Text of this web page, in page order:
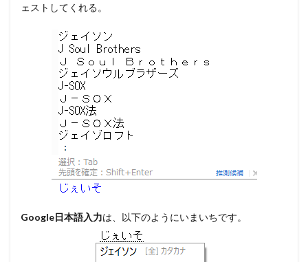
ェストしてくれる。
Google日本語入力は、以下のようにいまいちです。